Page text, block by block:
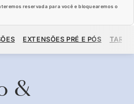
reservada para você e bloquearemos o
14.220
EXTENSÕES PRÉ E PÓS
&